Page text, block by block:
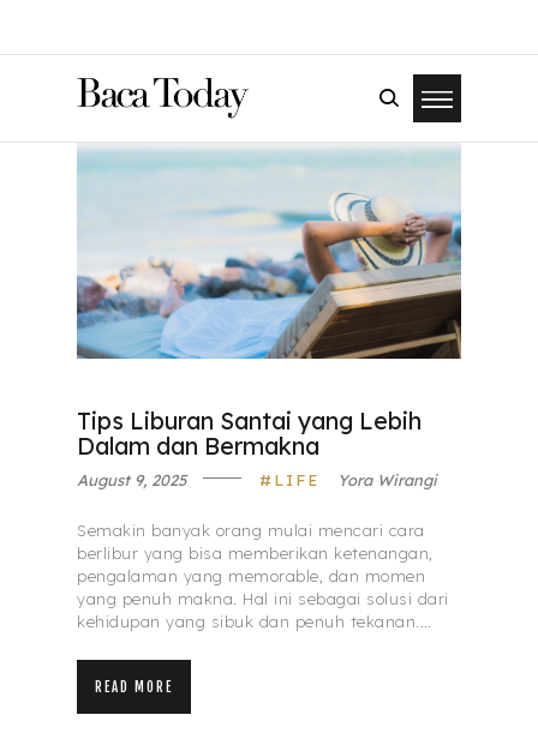
Tips Liburan Santai yang Lebih
Dalam dan Bermakna
August 9, 2025 LIFE Yora Wirangi
Semakin banyak orang mulai mencari cara
berlibur yang bisa memberikan ketenangan,
pengalaman yang memorable, dan momen
yang penuh makna. Hal ini sebagai solusi dari
kehidupan yang sibuk dan penuh tekanan.…
READ MORE